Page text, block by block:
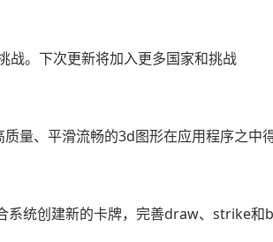
战。下次更新将加入更多国家和挑战
质量、平滑流畅的3d图形在应用程序之中
系统创建新的卡牌，完善draw、strike和